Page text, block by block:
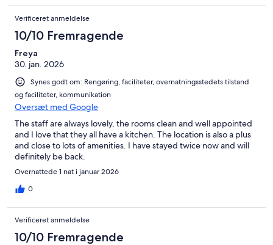
Verificeret anmeldelse
10/10 Fremragende
Freya
30. jan. 2026
Synes godt om: Rengøring, faciliteter, overnatningsstedets tilstand
og faciliteter, kommunikation
Oversæt med Google
The staff are always lovely, the rooms clean and well appointed
and I love that they all have a kitchen. The location is also a plus
and close to lots of amenities. I have stayed twice now and will
definitely be back.
Overnattede 1 nat i januar 2026
0
Verificeret anmeldelse
10/10 Fremragende